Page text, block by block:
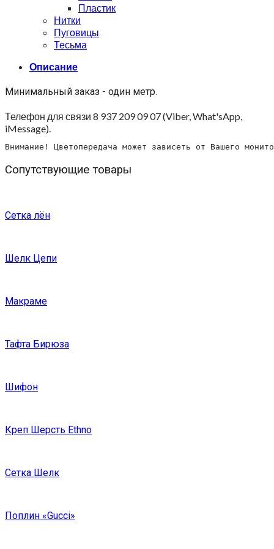
Пластик
Нитки
Пуговицы
Тесьма
Описание
Минимальный заказ - один метр.
Телефон для связи 8 937 209 09 07 (Viber, What'sApp,
iMessage).
Внимание! Цветопередача может зависеть от Вашего
Сопутствующие товары
Сетка лён
Шелк Цепи
Макраме
Тафта Бирюза
Шифон
Креп Шерсть Ethno
Сетка Шелк
Поплин «Gucci»